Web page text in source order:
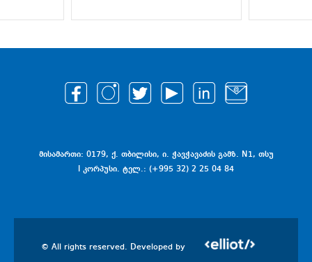
მისამართი: 0179, ქ. თბილისი, ი. ჭავჭავაძის გამზ. N1, თსუ
I კორპუსი. ტელ.: (+995 32) 2 25 04 84
© All rights reserved. Developed by